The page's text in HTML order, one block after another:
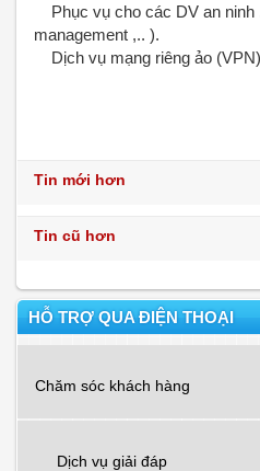
Phục vụ cho các DV an ninh
management ,.. ).
Dịch vụ mạng riêng ảo
Tin mới hơn
Tin cũ hơn
HỖ TRỢ QUA ĐIỆN THOẠI
Chăm sóc khách hàng
Dịch vụ giải đáp